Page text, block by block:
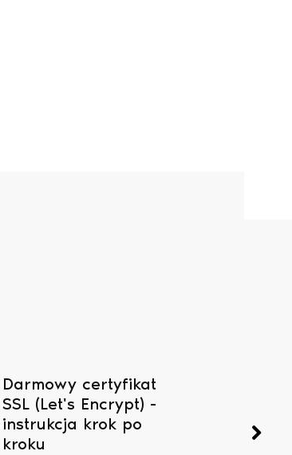
Darmowy certyfikat
SSL (Let's Encrypt) -
instrukcja krok po
kroku